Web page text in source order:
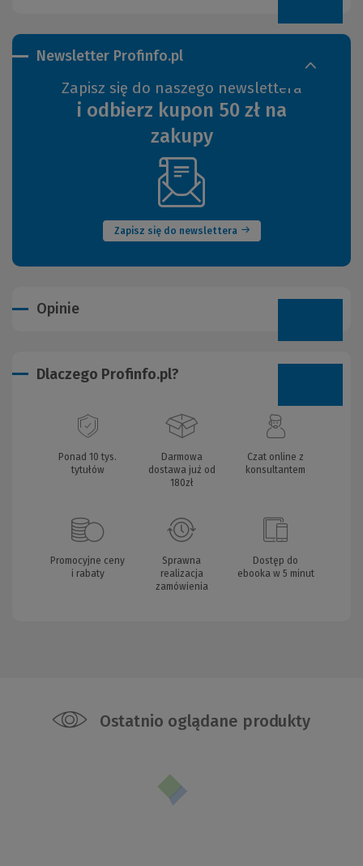
Newsletter Profinfo.pl
Zapisz się do naszego newslettera
i odbierz kupon 50 zł na
zakupy
Zapisz się do newslettera
(Nowe
okno)
Opinie
Dlaczego Profinfo.pl?
Ponad 10 tys.
tytułów
Darmowa
dostawa już od
180zł
Czat online z
konsultantem
Promocyjne ceny
i rabaty
Sprawna
realizacja
zamówienia
Dostęp do
ebooka w 5 minut
Ostatnio oglądane produkty